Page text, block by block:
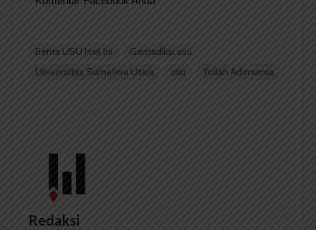
Berita USU Hari Ini
Gamadiksi usu
Universitas Sumatera Utara
usu Yollah Adimurnia
Redaksi